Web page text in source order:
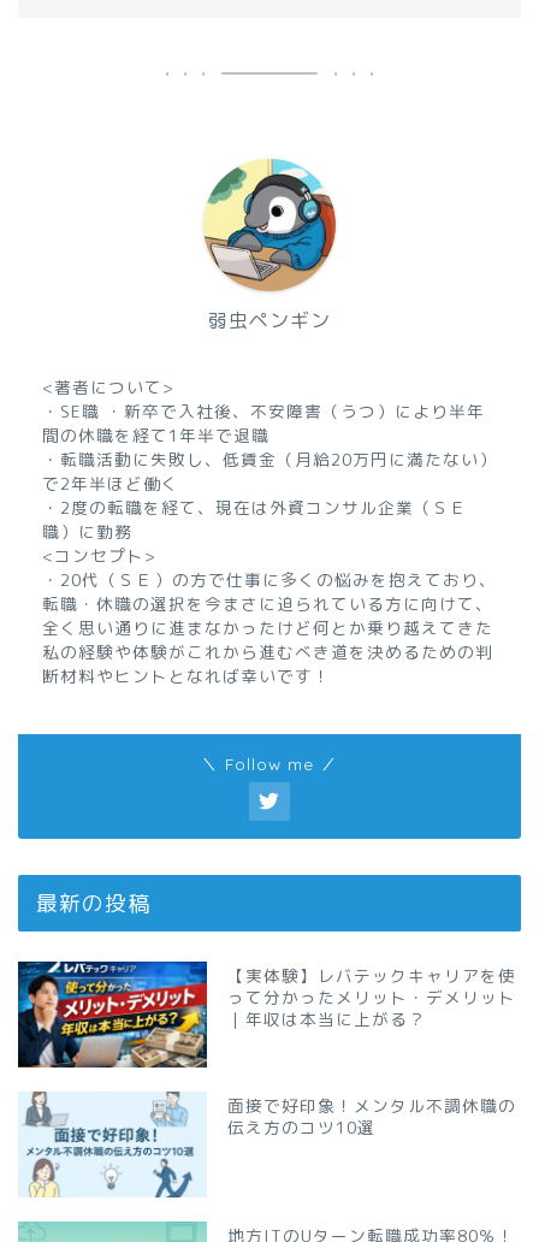
弱虫ペンギン
<著者について>
・SE職 ・新卒で入社後、不安障害（うつ）により半年
間の休職を経て1年半で退職
・転職活動に失敗し、低賃金（月給20万円に満たない）
で2年半ほど働く
・2度の転職を経て、現在は外資コンサル企業（ＳＥ
職）に勤務
<コンセプト>
・20代（ＳＥ）の方で仕事に多くの悩みを抱えており、
転職・休職の選択を今まさに迫られている方に向けて、
全く思い通りに進まなかったけど何とか乗り越えてきた
私の経験や体験がこれから進むべき道を決めるための判
断材料やヒントとなれば幸いです！
＼ Follow me ／
最新の投稿
【実体験】レバテックキャリアを使
って分かったメリット・デメリット
｜年収は本当に上がる？
面接で好印象！メンタル不調休職の
伝え方のコツ10選
地方ITのUターン転職成功率80％！